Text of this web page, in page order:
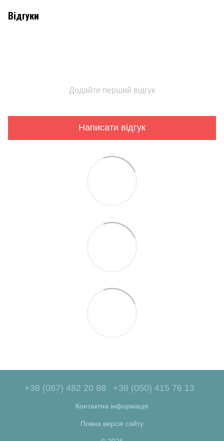
Відгуки
Додайте перший відгук
Написати відгук
+38 (067) 482 20 88 +38 (050) 415 76 13
Контактна інформація
Повна версія сайту